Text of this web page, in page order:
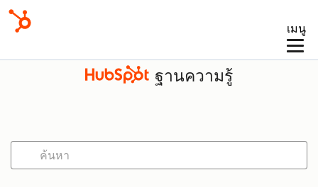
เมนู
ฐานความรู้